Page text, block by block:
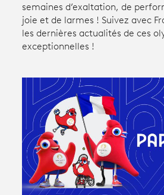
connexion
semaines d’exaltation, de
joie et de larmes ! Suivez avec
les dernières actualités de ces
exceptionnelles !